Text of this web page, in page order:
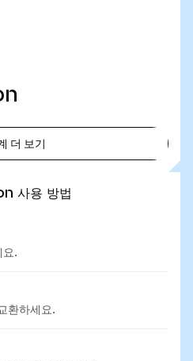
더 보기
사용 방법
요.
환하세요.